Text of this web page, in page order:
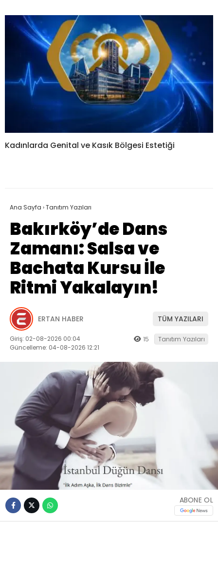
Kadınlarda Genital ve Kasık Bölgesi Estetiği
Ana Sayfa ›Tanıtım Yazıları
Bakırköy’de Dans
Zamanı: Salsa ve
Bachata Kursu İle
Ritmi Yakalayın!
ERTAN HABER TÜM YAZILARI
Giriş: 02-08-2026 00:04
Güncelleme: 04-08-2026 12:21
15 Tanıtım Yazıları
ABONE OL